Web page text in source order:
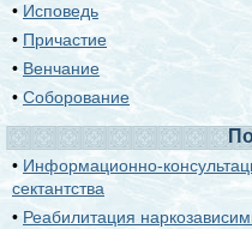
• Исповедь
• Причастие
• Венчание
•Соборование
• Информационно-
сектантства
• Реабилитация